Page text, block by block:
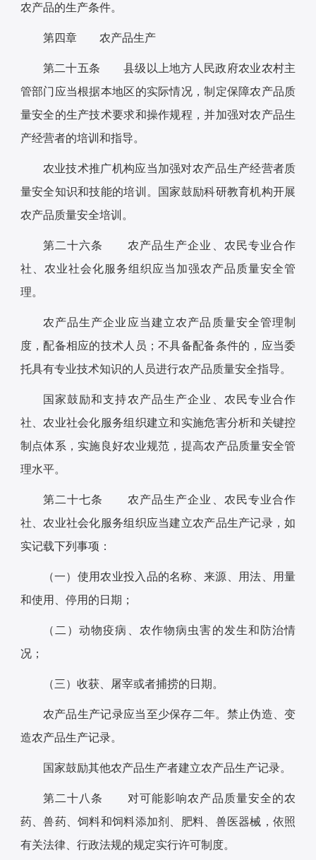
农产品的生产条件。
第四章 农产品生产
第二十五条 县级以上地方人民政府农业农村主
管部门应当根据本地区的实际情况，制定保障农产品质
量安全的生产技术要求和操作规程，并加强对农产品生
产经营者的培训和指导。
农业技术推广机构应当加强对农产品生产经营者质
量安全知识和技能的培训。国家鼓励科研教育机构开展
农产品质量安全培训。
第二十六条 农产品生产企业、农民专业合作
社、农业社会化服务组织应当加强农产品质量安全管
理。
农产品生产企业应当建立农产品质量安全管理制
度，配备相应的技术人员；不具备配备条件的，应当委
托具有专业技术知识的人员进行农产品质量安全指导。
国家鼓励和支持农产品生产企业、农民专业合作
社、农业社会化服务组织建立和实施危害分析和关键控
制点体系，实施良好农业规范，提高农产品质量安全管
理水平。
第二十七条 农产品生产企业、农民专业合作
社、农业社会化服务组织应当建立农产品生产记录，如
实记载下列事项：
（一）使用农业投入品的名称、来源、用法、用量
和使用、停用的日期；
（二）动物疫病、农作物病虫害的发生和防治情
况；
（三）收获、屠宰或者捕捞的日期。
农产品生产记录应当至少保存二年。禁止伪造、变
造农产品生产记录。
国家鼓励其他农产品生产者建立农产品生产记录。
第二十八条 对可能影响农产品质量安全的农
药、兽药、饲料和饲料添加剂、肥料、兽医器械，依照
有关法律、行政法规的规定实行许可制度。